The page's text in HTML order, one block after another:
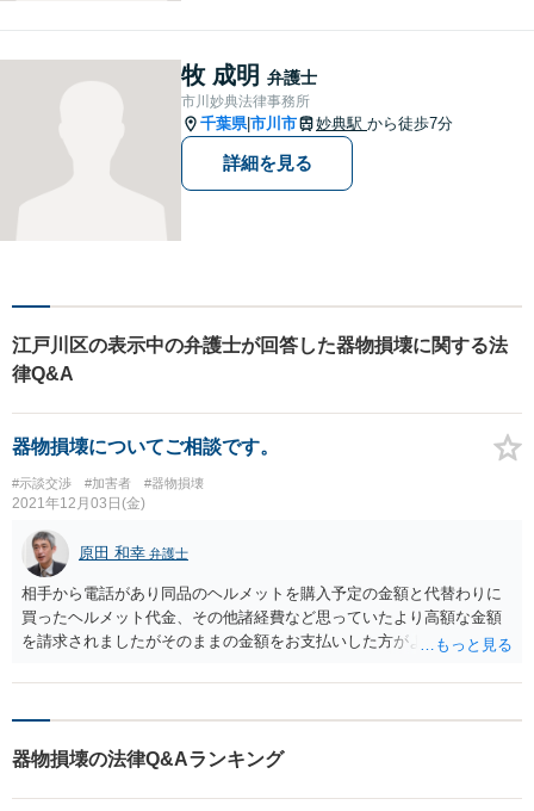
合います。お金にまつわるト
ラブルや終活に関するお悩み
もお気軽にご相談ください。
牧 成明 弁護士
市川妙典法律事務所
千葉県|市川市 妙典駅 から徒歩7分
詳細を見る
江戸川区の表示中の弁護士が回答した器物損壊に関する法
律Q&A
器物損壊についてご相談です。
#示談交渉 #加害者 #器物損壊
2021年12月03日(金)
原田 和幸 弁護士
相手から電話があり同品のヘルメットを購入予定の金額と代替わりに
買ったヘルメット代金、その他諸経費など思っていたより高額な金額
を請求されましたがそのままの金額をお支払いした方がよいよでしょ
りますので、できれば示談したいですね。 ただ、どうしても納得でき
器物損壊の法律Q&Aランキング